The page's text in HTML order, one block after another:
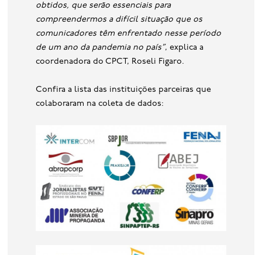
obtidos, que serão essenciais para
compreendermos a difícil situação que os
comunicadores têm enfrentado nesse período
de um ano da pandemia no país”, explica a
coordenadora do CPCT, Roseli Figaro.
Confira a lista das instituições parceiras que
colaboraram na coleta de dados: